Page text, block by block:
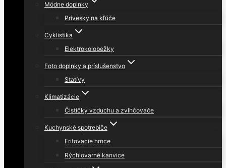
Módne doplnky
Prívesky na kľúče
Cyklistika
Elektrokolobežky
Foto doplnky a príslušenstvo
Statívy
Klimatizácie
Čističky vzduchu a zvlhčovače
Kuchynské spotrebiče
Fritovacie hrnce
Rýchlovarné kanvice